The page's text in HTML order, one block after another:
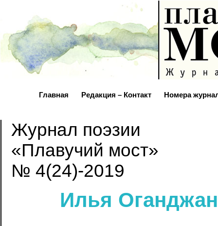
Главная Редакция – Контакт Номера
Журнал поэзии
«Плавучий мост»
№ 4(24)-2019
Илья